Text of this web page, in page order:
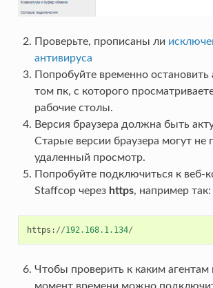
Проверьте, прописаны ли
антивируса
Попробуйте временно остановить
том пк, с которого
рабочие столы.
Версия браузера должна быть
Старые версии браузера могут не
удаленный просмотр.
Попробуйте подключиться к веб-
Staffcop через https, например так:
https : //192.168. 1.134/
Чтобы проверить к каким агентам